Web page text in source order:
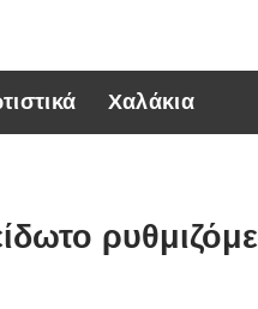
Χαλάκια